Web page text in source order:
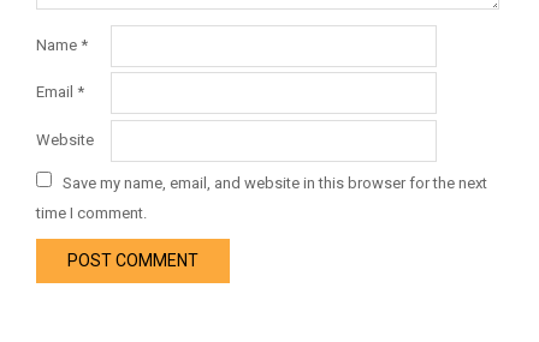
Name *
Email *
Website
Save my name, email, and website in this browser for the next
time I comment.